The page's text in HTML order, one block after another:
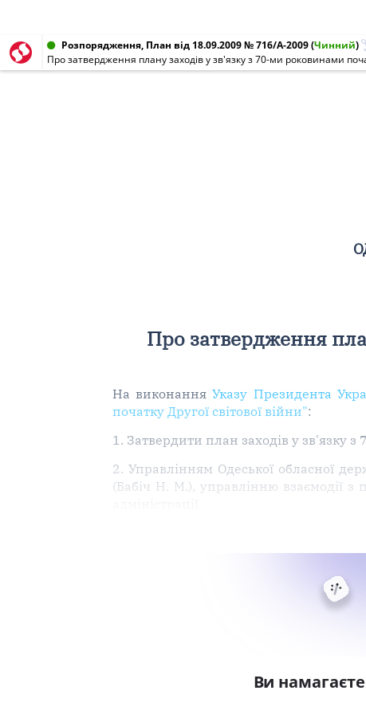
Розпорядження, План від 18.09.2009 № 716/А-2009(Чинний)
Про затвердження плану заходів у зв'язку з 70-ми роковинами
Про затвердження
На виконанняУказу Президента
початку Другої світової війни":
1. Затвердити план заходів у зв'язку з
2. Управлінням Одеської обласної
(Бабіч Н. М.), управлінню взаємодії з
Ви